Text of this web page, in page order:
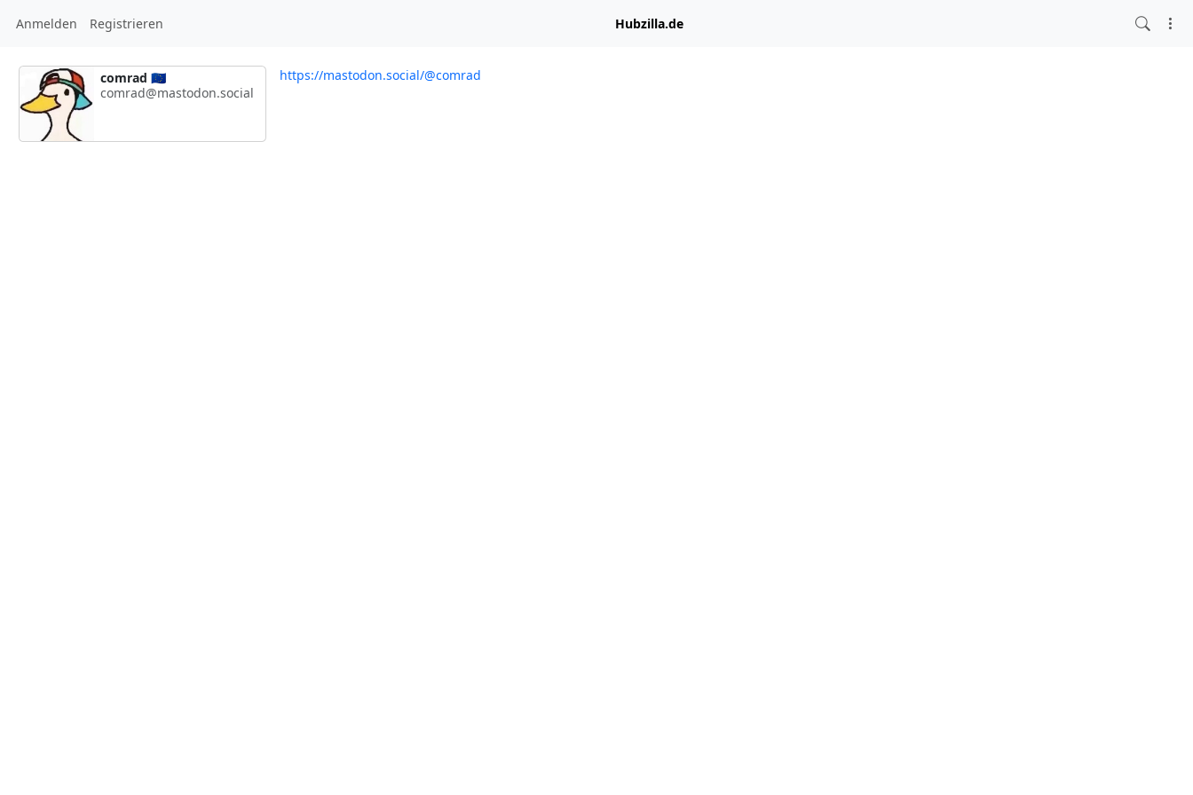
Anmelden Registrieren Hubzilla.de
comrad 🇪🇺
comrad@mastodon.social
https://mastodon.social/@comrad